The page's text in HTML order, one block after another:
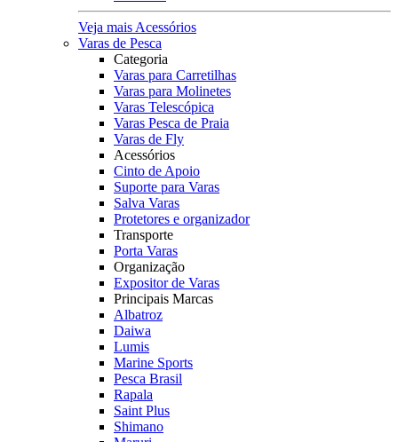
Veja mais Acessórios
Varas de Pesca
Categoria
Varas para Carretilhas
Varas para Molinetes
Varas Telescópica
Varas Pesca de Praia
Varas de Fly
Acessórios
Cinto de Apoio
Suporte para Varas
Salva Varas
Protetores e organizador
Transporte
Porta Varas
Organização
Expositor de Varas
Principais Marcas
Albatroz
Daiwa
Lumis
Marine Sports
Pesca Brasil
Rapala
Saint Plus
Shimano